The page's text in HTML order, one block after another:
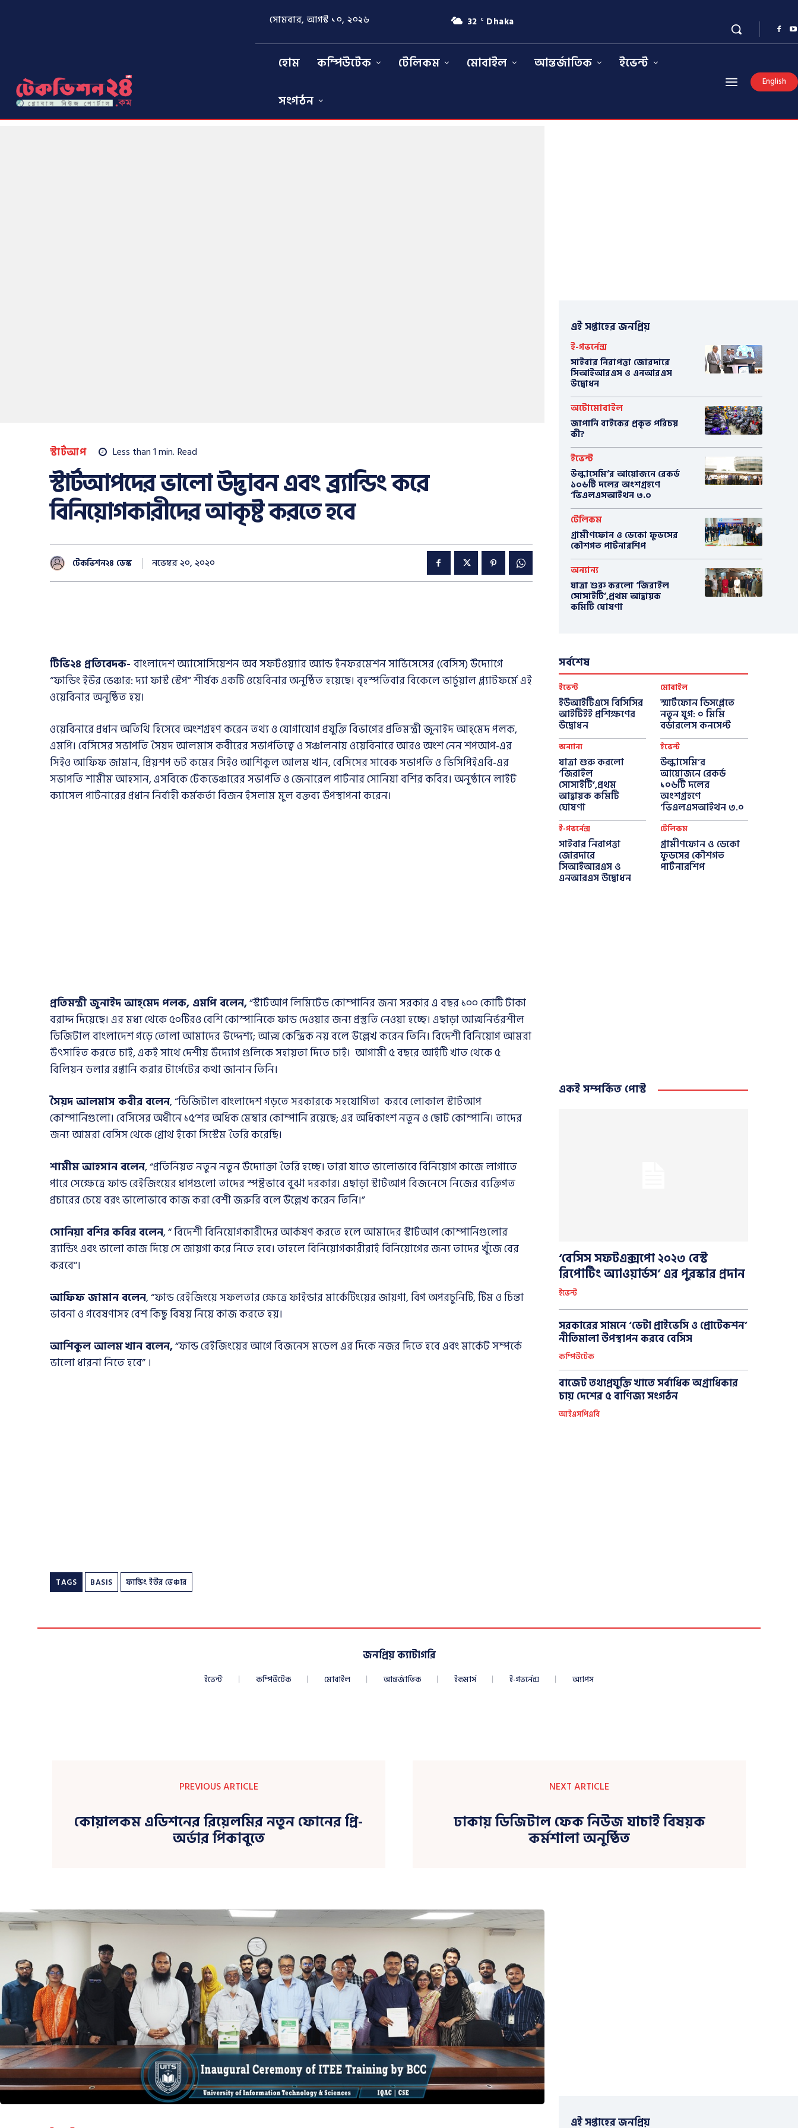
সোমবার, আগস্ট ১০, ২০২৬ 32 C Dhaka
হোম কম্পিউটেক টেলিকম মোবাইল আন্তর্জাতিক
ইভেন্ট
সংগঠন
English
স্টার্টআপ Less than 1min. Read
স্টার্টআপদের ভালো উদ্ভাবন এবং ব্র্যান্ডিং করে
বিনিয়োগকারীদের আকৃষ্ট করতে হবে
টেকভিশন২৪ ডেস্ক নভেম্বর ২০, ২০২০
টিভি২৪ প্রতিবেদক- বাংলাদেশ অ্যাসোসিয়েশন অব সফটওয়্যার অ্যান্ড ইনফরমেশন সার্ভিসেসের (বেসিস) উদ্যোগে
“ফান্ডিং ইউর ভেঞ্চার: দ্যা ফার্স্ট স্টেপ” শীর্ষক একটি ওয়েবিনার অনুষ্ঠিত হয়েছে। বৃহস্পতিবার বিকেলে ভার্চুয়াল প্ল্যাটফর্মে এই
ওয়েবিনার অনুষ্ঠিত হয়।
ওয়েবিনারে প্রধান অতিথি হিসেবে অংশগ্রহণ করেন তথ্য ও যোগাযোগ প্রযুক্তি বিভাগের প্রতিমন্ত্রী জুনাইদ আহ্‌মেদ‍ পলক,
এমপি। বেসিসের সভাপতি সৈয়দ আলমাস কবীরের সভাপতিত্বে ও সঞ্চালনায় ওয়েবিনারে আরও অংশ নেন শপআপ-এর
সিইও আফিফ জামান, প্রিয়শপ ডট কমের সিইও আশিকুল আলম খান, বেসিসের সাবেক সভাপতি ও ভিসিপিইএবি-এর
সভাপতি শামীম আহসান, এসবিকে টেকভেঞ্চারের সভাপতি ও জেনারেল পার্টনার সোনিয়া বশির কবির। অনুষ্ঠানে লাইট
ক্যাসেল পার্টনারের প্রধান নির্বাহী কর্মকর্তা বিজন ইসলাম মুল বক্তব্য উপস্থাপনা করেন।
প্রতিমন্ত্রী জুনাইদ আহ্‌মেদ‍ পলক, এমপি বলেন,“স্টার্টআপ লিমিটেড কোম্পানির জন্য সরকার এ বছর ১০০ কোটি টাকা
বরাদ্দ দিয়েছে। এর মধ্য থেকে ৫০টিরও বেশি কোম্পানিকে ফান্ড দেওয়ার জন্য প্রস্তুতি নেওয়া হচ্ছে। এছাড়া আত্মনির্ভরশীল
ডিজিটাল বাংলাদেশ গড়ে তোলা আমাদের উদ্দেশ্য; আত্ম কেন্দ্রিক নয় বলে উল্লেখ করেন তিনি। বিদেশী বিনিয়োগ আমরা
উৎসাহিত করতে চাই, একই সাথে দেশীয় উদ্যোগ গুলিকে সহায়তা দিতে চাই। আগামী ৫ বছরে আইটি খাত থেকে ৫
বিলিয়ন ডলার রপ্তানি করার টার্গেটের কথা জানান তিনি।
সৈয়দ আলমাস কবীর বলেন, “ডিজিটাল বাংলাদেশ গড়তে সরকারকে সহযোগিতা করবে লোকাল স্টার্টআপ
কোম্পানিগুলো। বেসিসের অধীনে ১৫’শর অধিক মেম্বার কোম্পানি রয়েছে; এর অধিকাংশ নতুন ও ছোট কোম্পানি। তাদের
জন্য আমরা বেসিস থেকে গ্রোথ ইকো সিস্টেম তৈরি করেছি।
শামীম আহসান বলেন, “প্রতিনিয়ত নতুন নতুন উদ্যোক্তা তৈরি হচ্ছে। তারা যাতে ভালোভাবে বিনিয়োগ কাজে লাগাতে
পারে সেক্ষেত্রে ফান্ড রেইজিংয়ের ধাপগুলো তাদের স্পষ্টভাবে বুঝা দরকার। এছাড়া স্টার্টআপ বিজনেসে নিজের ব্যক্তিগত
প্রচারের চেয়ে বরং ভালোভাবে কাজ করা বেশী জরুরি বলে উল্লেখ করেন তিনি।”
সোনিয়া বশির কবির বলেন, “ বিদেশী বিনিয়োগকারীদের আর্কষণ করতে হলে আমাদের স্টার্টআপ কোম্পানিগুলোর
ব্র্যান্ডিং এবং ভালো কাজ দিয়ে সে জায়গা করে নিতে হবে। তাহলে বিনিয়োগকারীরাই বিনিয়োগের জন্য তাদের খুঁজে বের
করবে’’।
আফিফ জামান বলেন, “ফান্ড রেইজিংয়ে সফলতার ক্ষেত্রে ফাইন্ডার মার্কেটিংয়ের জায়গা, বিগ অপরচুনিটি, টিম ও চিন্তা
ভাবনা ও গবেষণাসহ বেশ কিছু বিষয় নিয়ে কাজ করতে হয়।
আশিকুল আলম খান বলেন,“ফান্ড রেইজিংয়ের আগে বিজনেস মডেল এর দিকে নজর দিতে হবে এবং মার্কেট সম্পর্কে
ভালো ধারনা নিতে হবে” ।
TAGS BASIS ফান্ডিং ইউর ভেঞ্চার
এই সপ্তাহের জনপ্রিয়
ই-গভর্নেন্স
সাইবার নিরাপত্তা জোরদারে
সিআইআরএস ও এনআরএস
উদ্বোধন
অটোমোবাইল
​জাপানি বাইকের প্রকৃত পরিচয়
কী?
ইভেন্ট
উল্কাসেমি’র আয়োজনে রেকর্ড
১০৬টি দলের অংশগ্রহণে
‘ভিএলএসআইথন ৩.০
টেলিকম
গ্রামীণফোন ও ডেকো ফুডসের
কৌশগত পার্টনারশিপ
অন্যান্য
যাত্রা শুরু করলো ‘জিরাইল
সোসাইটি’,প্রথম আহ্বায়ক
কমিটি ঘোষণা
সর্বশেষ
ইভেন্ট
ইউআইটিএসে বিসিসির
আইটিইই প্রশিক্ষণের
উদ্বোধন
মোবাইল
স্মার্টফোন ডিসপ্লেতে
নতুন যুগ: ০ মিমি
বর্ডারলেস কনসেপ্ট
অন্যান্য
যাত্রা শুরু করলো
‘জিরাইল
সোসাইটি’,প্রথম
আহ্বায়ক কমিটি
ঘোষণা
ইভেন্ট
উল্কাসেমি’র
আয়োজনে রেকর্ড
১০৬টি দলের
অংশগ্রহণে
‘ভিএলএসআইথন ৩.০
ই-গভর্নেন্স
সাইবার নিরাপত্তা
জোরদারে
সিআইআরএস ও
এনআরএস উদ্বোধন
টেলিকম
গ্রামীণফোন ও ডেকো
ফুডসের কৌশগত
পার্টনারশিপ
একই সম্পর্কিত পোস্ট
‘বেসিস সফটএক্সপো ২০২৩ বেস্ট
রিপোর্টিং অ্যাওয়ার্ডস’ এর পুরস্কার প্রদান
ইভেন্ট
সরকারের সামনে ‘ডেটা প্রাইভেসি ও প্রোটেকশন’
নীতিমালা উপস্থাপন করবে বেসিস
কম্পিউটেক
বাজেট তথ্যপ্রযুক্তি খাতে সর্বাধিক অগ্রাধিকার
চায় দেশের ৫ বাণিজ্য সংগঠন
আইএসপিএবি
জনপ্রিয় ক্যাটাগরি
ইভেন্ট কম্পিউটেক মোবাইল আন্তর্জাতিক ইকমার্স ই-গভর্নেন্স অ্যাপস
PREVIOUS ARTICLE
কোয়ালকম এডিশনের রিয়েলমির নতুন ফোনের প্রি-
অর্ডার পিকাবুতে
NEXT ARTICLE
ঢাকায় ডিজিটাল ফেক নিউজ যাচাই বিষয়ক
কর্মশালা অনুষ্ঠিত